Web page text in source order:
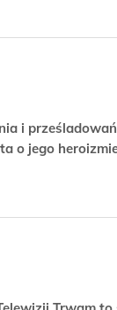
i
o jego